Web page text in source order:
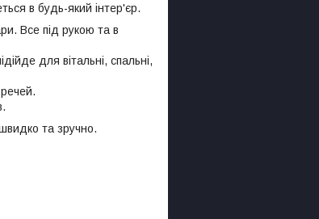
в будь-який інтер'єр.
Все під рукою та в
для вітальні, спальні,
та зручно.